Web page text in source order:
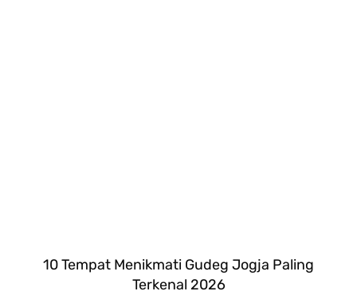
10 Tempat Menikmati Gudeg Jogja Paling
Terkenal 2026